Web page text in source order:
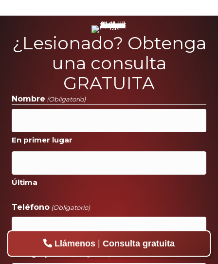
¿Lesionado? Obtenga
una consulta
GRATUITA
Nombre (Obligatorio)
En primer lugar
Última
Teléfono (Obligatorio)
Llámenos Consulta gratuita